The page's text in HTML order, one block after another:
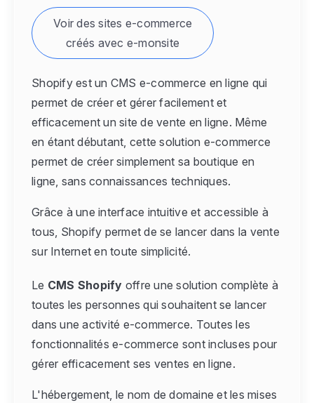
Voir des sites e-commerce
créés avec e-monsite
Shopify est un CMS e-commerce en ligne qui
permet de créer et gérer facilement et
efficacement un site de vente en ligne. Même
en étant débutant, cette solution e-commerce
permet de créer simplement sa boutique en
ligne, sans connaissances techniques.
Grâce à une interface intuitive et accessible à
tous, Shopify permet de se lancer dans la vente
sur Internet en toute simplicité.
Le CMS Shopify offre une solution complète à
toutes les personnes qui souhaitent se lancer
dans une activité e-commerce. Toutes les
fonctionnalités e-commerce sont incluses pour
gérer efficacement ses ventes en ligne.
L'hébergement, le nom de domaine et les mises